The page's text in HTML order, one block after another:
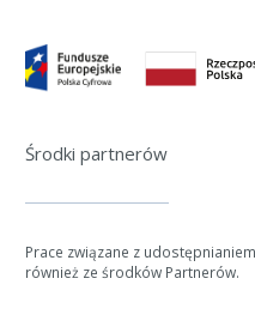
Środki partnerów
Prace związane z
również ze środków Partnerów.